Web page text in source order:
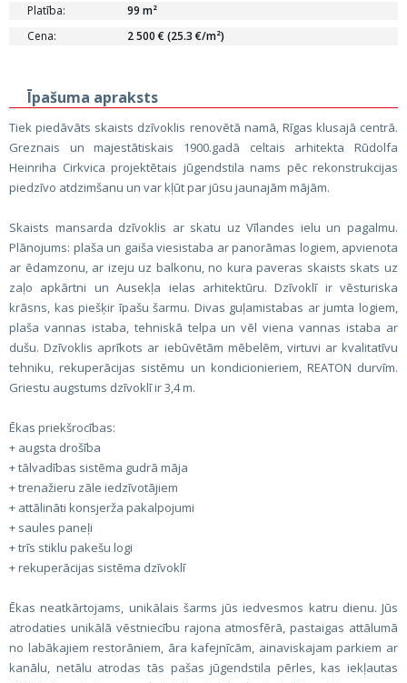
Platība:
99 m²
Cena:
2 500 € (25.3 €/m²)
Īpašuma apraksts
Tiek piedāvāts skaists dzīvoklis renovētā namā, Rīgas klusajā centrā.
Greznais un majestātiskais 1900.gadā celtais arhitekta Rūdolfa
Heinriha Cirkvica projektētais jūgendstila nams pēc rekonstrukcijas
piedzīvo atdzimšanu un var kļūt par jūsu jaunajām mājām.
Skaists mansarda dzīvoklis ar skatu uz Vīlandes ielu un pagalmu.
Plānojums: plaša un gaiša viesistaba ar panorāmas logiem, apvienota
ar ēdamzonu, ar izeju uz balkonu, no kura paveras skaists skats uz
zaļo apkārtni un Ausekļa ielas arhitektūru. Dzīvoklī ir vēsturiska
krāsns, kas piešķir īpašu šarmu. Divas guļamistabas ar jumta logiem,
plaša vannas istaba, tehniskā telpa un vēl viena vannas istaba ar
dušu. Dzīvoklis aprīkots ar iebūvētām mēbelēm, virtuvi ar kvalitatīvu
tehniku, rekuperācijas sistēmu un kondicionieriem, REATON durvīm.
Griestu augstums dzīvoklī ir 3,4 m.
Ēkas priekšrocības:
+ augsta drošība
+ tālvadības sistēma gudrā māja
+ trenažieru zāle iedzīvotājiem
+ attālināti konsjerža pakalpojumi
+ saules paneļi
+ trīs stiklu pakešu logi
+ rekuperācijas sistēma dzīvoklī
Ēkas neatkārtojams, unikālais šarms jūs iedvesmos katru dienu. Jūs
atrodaties unikālā vēstniecību rajona atmosfērā, pastaigas attālumā
no labākajiem restorāniem, āra kafejnīcām, ainaviskajam parkiem ar
kanālu, netālu atrodas tās pašas jūgendstila pērles, kas iekļautas